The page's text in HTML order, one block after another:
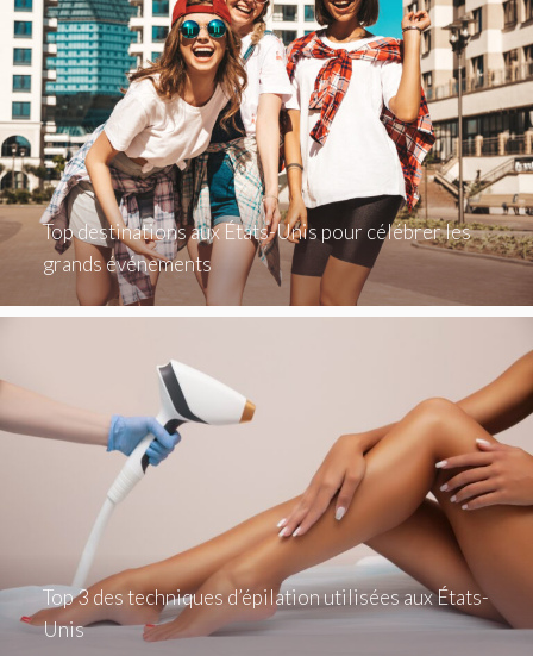
Top destinations aux États-Unis pour célébrer les
grands événements
Top 3 des techniques d’épilation utilisées aux États-
Unis